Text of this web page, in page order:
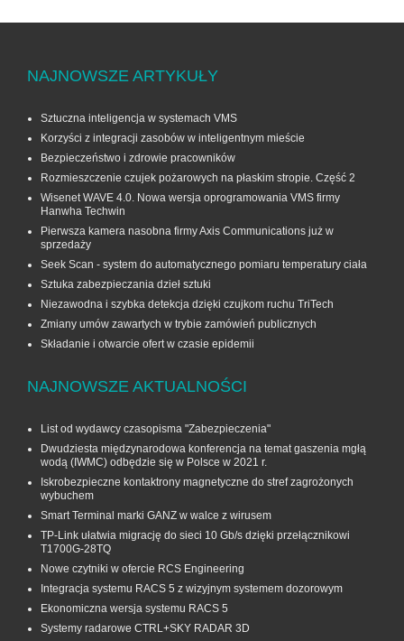
NAJNOWSZE ARTYKUŁY
Sztuczna inteligencja w systemach VMS
Korzyści z integracji zasobów w inteligentnym mieście
Bezpieczeństwo i zdrowie pracowników
Rozmieszczenie czujek pożarowych na płaskim stropie. Część 2
Wisenet WAVE 4.0. Nowa wersja oprogramowania VMS firmy
Hanwha Techwin
Pierwsza kamera nasobna firmy Axis Communications już w
sprzedaży
Seek Scan - system do automatycznego pomiaru temperatury ciała
Sztuka zabezpieczania dzieł sztuki
Niezawodna i szybka detekcja dzięki czujkom ruchu TriTech
Zmiany umów zawartych w trybie zamówień publicznych
Składanie i otwarcie ofert w czasie epidemii
NAJNOWSZE AKTUALNOŚCI
List od wydawcy czasopisma "Zabezpieczenia"
Dwudziesta międzynarodowa konferencja na temat gaszenia mgłą
wodą (IWMC) odbędzie się w Polsce w 2021 r.
Iskrobezpieczne kontaktrony magnetyczne do stref zagrożonych
wybuchem
Smart Terminal marki GANZ w walce z wirusem
TP-Link ułatwia migrację do sieci 10 Gb/s dzięki przełącznikowi
T1700G‑28TQ
Nowe czytniki w ofercie RCS Engineering
Integracja systemu RACS 5 z wizyjnym systemem dozorowym
Ekonomiczna wersja systemu RACS 5
Systemy radarowe CTRL+SKY RADAR 3D